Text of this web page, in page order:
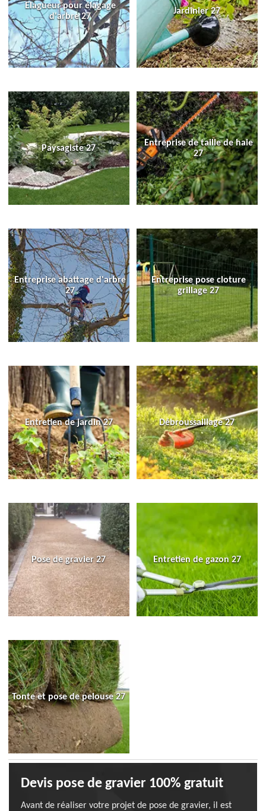
Elagueur pour élagage
d'arbre 27
Jardinier 27
Paysagiste 27
Entreprise de taille de haie
27
Entreprise abattage d'arbre
27
Entreprise pose cloture
grillage 27
Entretien de jardin 27 Débroussaillage 27
Pose de gravier 27 Entretien de gazon 27
Tonte et pose de pelouse 27
Devis pose de gravier 100% gratuit
Avant de réaliser votre projet de pose de gravier, il est